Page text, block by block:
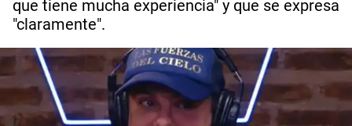
que tiene mucha experiencia" y que se expresa
"claramente".